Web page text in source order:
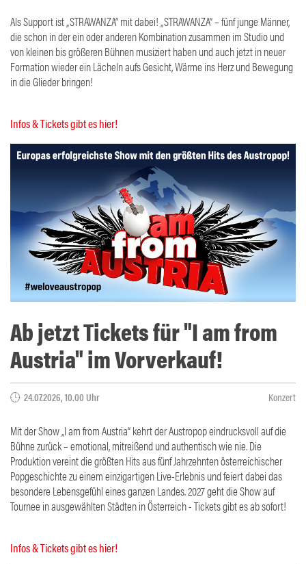
Als Support ist „STRAWANZA“ mit dabei! „STRAWANZA“ – fünf junge Männer,
die schon in der ein oder anderen Kombination zusammen im Studio und
von kleinen bis größeren Bühnen musiziert haben und auch jetzt in neuer
Formation wieder ein Lächeln aufs Gesicht, Wärme ins Herz und Bewegung
in die Glieder bringen!
Infos & Tickets gibt es hier!
Ab jetzt Tickets für "I am from
Austria" im Vorverkauf!
24.07.2026, 10.00 Uhr Konzert
Mit der Show „I am from Austria“ kehrt der Austropop eindrucksvoll auf die
Bühne zurück – emotional, mitreißend und authentisch wie nie. Die
Produktion vereint die größten Hits aus fünf Jahrzehnten österreichischer
Popgeschichte zu einem einzigartigen Live-Erlebnis und feiert dabei das
besondere Lebensgefühl eines ganzen Landes. 2027 geht die Show auf
Tournee in ausgewählten Städten in Österreich - Tickets gibt es ab sofort!
Infos & Tickets gibt es hier!